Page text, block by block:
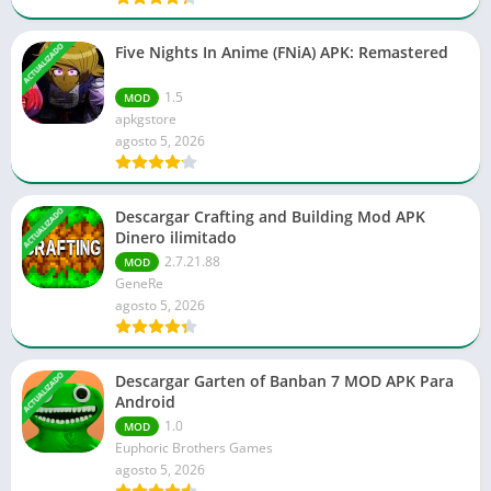
ACTUALIZADO Five Nights In Anime (FNiA) APK: Remastered
MOD
1.5
apkgstore
agosto 5, 2026
ACTUALIZADO
Descargar Crafting and Building Mod APK
Dinero ilimitado
MOD
2.7.21.88
GeneRe
agosto 5, 2026
ACTUALIZADO
Descargar Garten of Banban 7 MOD APK Para
Android
MOD
1.0
Euphoric Brothers Games
agosto 5, 2026